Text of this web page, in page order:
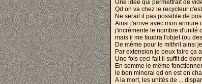
Une idée qui permettrait de
Qd on va chez le recycleur
Ne serait il pas possible de
Ainsi j'arrive avec mon armure
j'incrémente le nombre d'unité
mais il me faudra l'objet (ou
De même pour le mithril ainsi
Par extension je peux faire ça
Une fois ceci fait il suffit de
En somme le même
le bon minerai qd on est en
A la mort, les unités de ...